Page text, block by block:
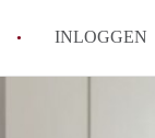
INLOGGEN